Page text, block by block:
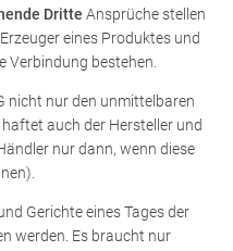
Dritte Ansprüche stellen
eines Produktes und
Verbindung bestehen.
nicht nur den unmittelbaren
auch der Hersteller und
nur dann, wenn diese
Gerichte eines Tages der
werden. Es braucht nur